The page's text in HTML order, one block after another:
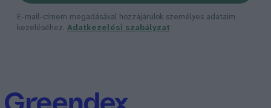
E-mail-címem megadásával hozzájárulok személyes adataim
kezeléséhez. Adatkezelési szabályzat